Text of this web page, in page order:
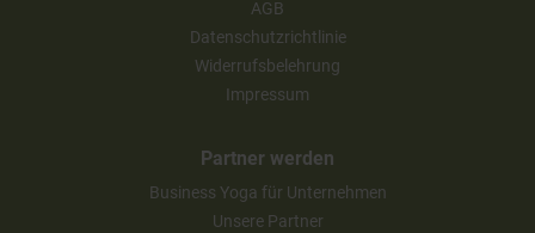
AGB
Datenschutzrichtlinie
Widerrufsbelehrung
Impressum
Partner werden
Business Yoga für Unternehmen
Unsere Partner